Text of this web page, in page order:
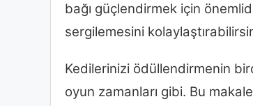
bağı güçlendirmek için
sergilemesini
Kedilerinizi ödüllendirmenin
oyun zamanları gibi. Bu